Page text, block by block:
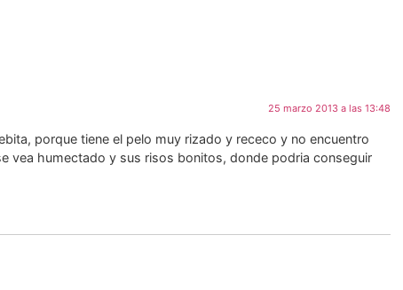
25 marzo 2013 a las 13:48
porque tiene el pelo muy rizado y receco y no encuentro
vea humectado y sus risos bonitos, donde podria conseguir